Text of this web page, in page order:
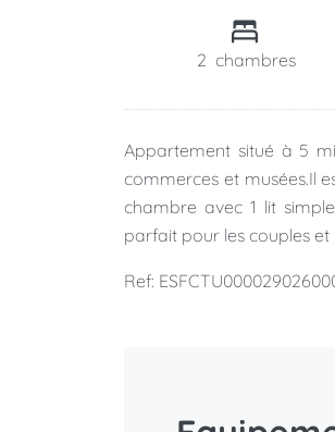
2 chambres
Appartement situé à 5
commerces et musées.Il
chambre avec 1 lit
parfait pour les couples et
Ref: